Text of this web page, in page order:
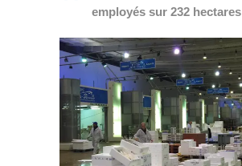
employés sur 232 hectares